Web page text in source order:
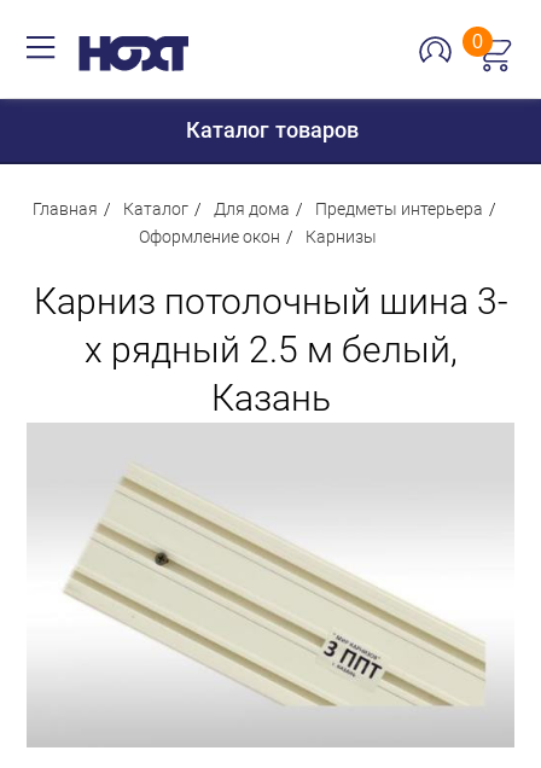
0
Каталог товаров
Для кухни
Сантехника
Строительство и ремонт
Мебель
Бытовая техника
Обувь для дома и дачи
Главная Каталог Для дома
Предметы интерьера
Оформление окон
Карнизы
Карниз потолочный шина 3-
х рядный 2.5 м белый,
Казань